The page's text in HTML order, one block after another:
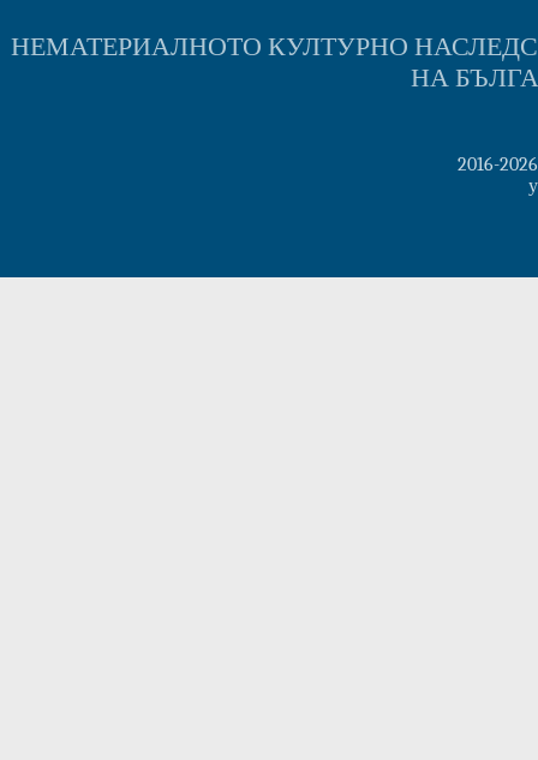
НЕМАТЕРИАЛНОТО КУЛТУРНО
НА
2016-